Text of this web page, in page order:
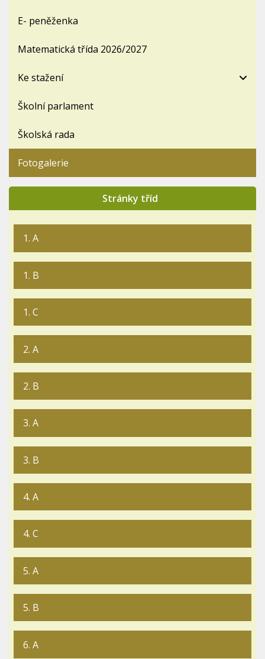
E- peněženka
Matematická třída 2026/2027
Ke stažení
Školní parlament
Školská rada
Fotogalerie
Stránky tříd
1. A
1. B
1. C
2. A
2. B
3. A
3. B
4. A
4. C
5. A
5. B
6. A